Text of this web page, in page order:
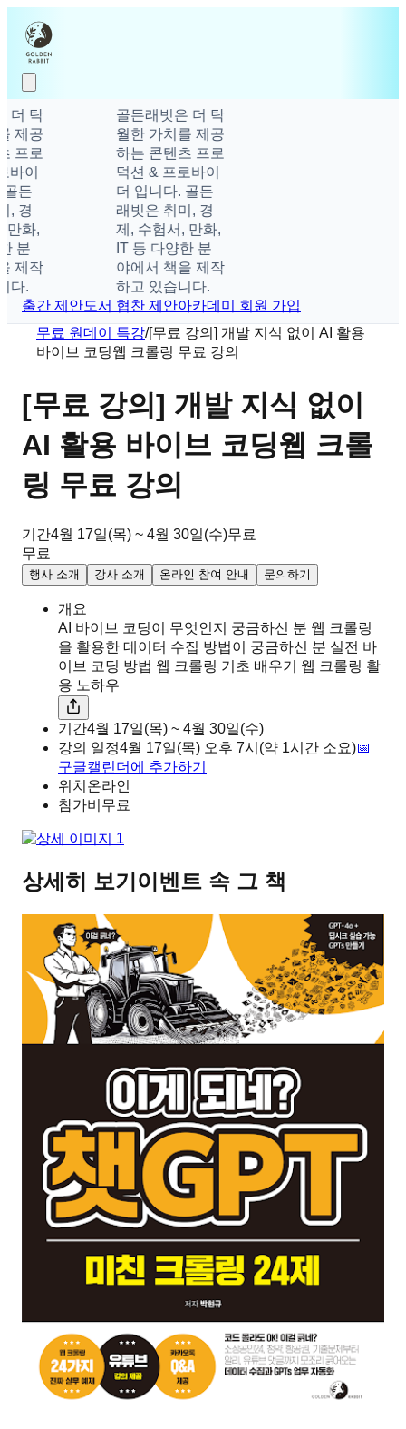
더 탁
제공
프로
바이
든
, 경
화,
분
제작
다.
골든래빗은 더 탁
월한 가치를 제공
하는 콘텐츠 프로
덕션 & 프로바이
더 입니다. 골든
래빗은 취미, 경
제, 수험서, 만화,
IT 등 다양한 분
야에서 책을 제작
하고 있습니다.
출간 제안도서 협찬 제안아카데미 회원 가입
무료 원데이 특강/[무료 강의] 개발 지식 없이 AI 활용
바이브 코딩웹 크롤링 무료 강의
[무료 강의] 개발 지식 없이
AI 활용 바이브 코딩웹 크롤
링 무료 강의
기간4월 17일(목) ~ 4월 30일(수)무료
무료
행사 소개 강사 소개 온라인 참여 안내 문의하기
개요
AI 바이브 코딩이 무엇인지 궁금하신 분 웹 크롤링
을 활용한 데이터 수집 방법이 궁금하신 분 실전 바
이브 코딩 방법 웹 크롤링 기초 배우기 웹 크롤링 활
용 노하우
기간4월 17일(목) ~ 4월 30일(수)
강의 일정4월 17일(목) 오후 7시 (약 1시간 소요)📅
구글캘린더에 추가하기
위치 온라인
참가비 무료
상세히 보기 이벤트 속 그 책